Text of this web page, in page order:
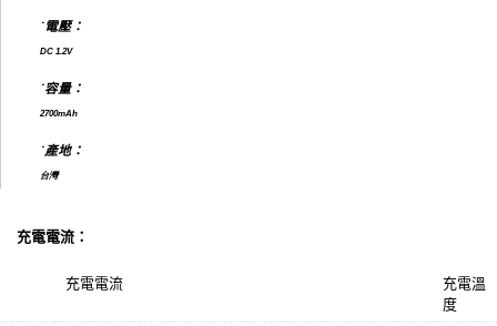
˙電壓：
DC 1.2V
˙容量：
2700mAh
˙產地：
台灣
充電電流：
充電電流
充電溫
度